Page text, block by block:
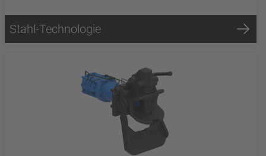
Stahl-Technologie